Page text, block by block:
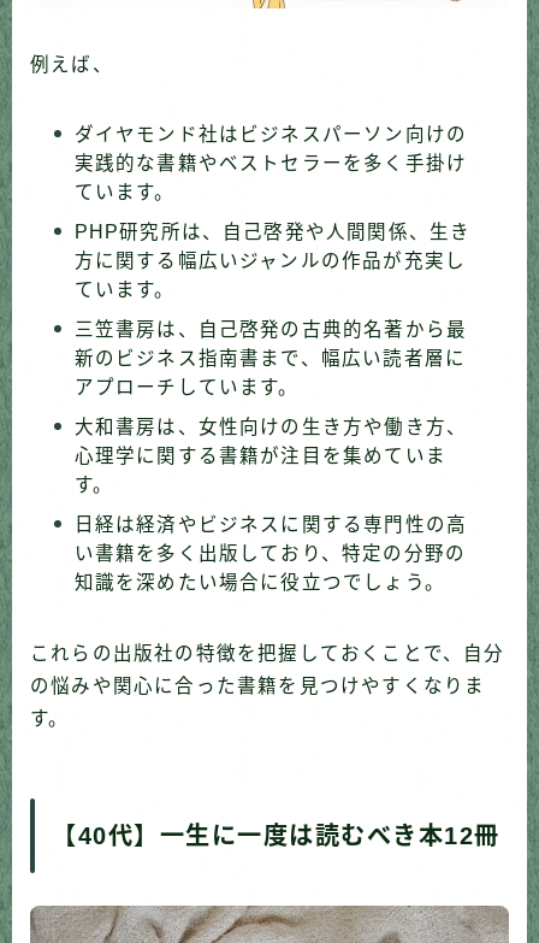
例えば、
ダイヤモンド社はビジネスパーソン向けの
実践的な書籍やベストセラーを多く手掛け
ています。
PHP研究所は、自己啓発や人間関係、生き
方に関する幅広いジャンルの作品が充実し
ています。
三笠書房は、自己啓発の古典的名著から最
新のビジネス指南書まで、幅広い読者層に
アプローチしています。
大和書房は、女性向けの生き方や働き方、
心理学に関する書籍が注目を集めていま
す。
日経は経済やビジネスに関する専門性の高
い書籍を多く出版しており、特定の分野の
知識を深めたい場合に役立つでしょう。
これらの出版社の特徴を把握しておくことで、自分
の悩みや関心に合った書籍を見つけやすくなりま
す。
【40代】一生に一度は読むべき本12冊